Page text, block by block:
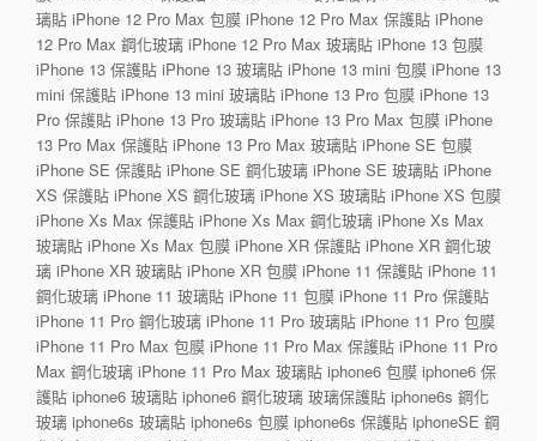
璃貼 iPhone 12 Pro Max 包膜 iPhone 12 Pro Max 保護貼 iPhone
12 Pro Max 鋼化玻璃 iPhone 12 Pro Max 玻璃貼 iPhone 13 包膜
iPhone 13 保護貼 iPhone 13 玻璃貼 iPhone 13 mini 包膜 iPhone 13
mini 保護貼 iPhone 13 mini 玻璃貼 iPhone 13 Pro 包膜 iPhone 13
Pro 保護貼 iPhone 13 Pro 玻璃貼 iPhone 13 Pro Max 包膜 iPhone
13 Pro Max 保護貼 iPhone 13 Pro Max 玻璃貼 iPhone SE 包膜
iPhone SE 保護貼 iPhone SE 鋼化玻璃 iPhone SE 玻璃貼 iPhone
XS 保護貼 iPhone XS 鋼化玻璃 iPhone XS 玻璃貼 iPhone XS 包膜
iPhone Xs Max 保護貼 iPhone Xs Max 鋼化玻璃 iPhone Xs Max
玻璃貼 iPhone Xs Max 包膜 iPhone XR 保護貼 iPhone XR 鋼化玻
璃 iPhone XR 玻璃貼 iPhone XR 包膜 iPhone 11 保護貼 iPhone 11
鋼化玻璃 iPhone 11 玻璃貼 iPhone 11 包膜 iPhone 11 Pro 保護貼
iPhone 11 Pro 鋼化玻璃 iPhone 11 Pro 玻璃貼 iPhone 11 Pro 包膜
iPhone 11 Pro Max 包膜 iPhone 11 Pro Max 保護貼 iPhone 11 Pro
Max 鋼化玻璃 iPhone 11 Pro Max 玻璃貼 iphone6 包膜 iphone6 保
護貼 iphone6 玻璃貼 iphone6 鋼化玻璃 玻璃保護貼 iphone6s 鋼化
玻璃 iphone6s 玻璃貼 iphone6s 包膜 iphone6s 保護貼 iphoneSE 鋼